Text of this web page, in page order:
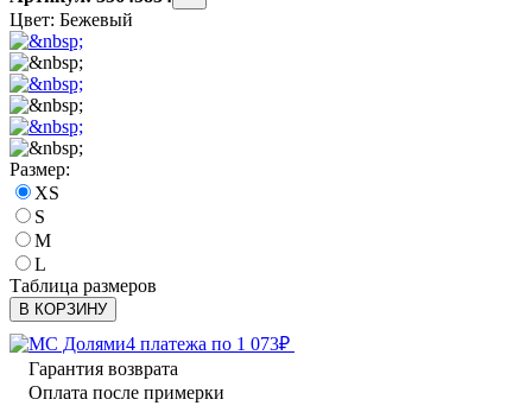
Цвет: Бежевый
Размер:
XS
S
M
L
Таблица размеров
В КОРЗИНУ
4 платежа по 1 073₽
Гарантия возврата
Оплата после примерки